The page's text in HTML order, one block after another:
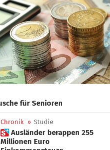
 Rentenaufstockung: Kalte Dusche für Senioren
Chronik » Studie
 Ausländer berappen 255
Millionen Euro